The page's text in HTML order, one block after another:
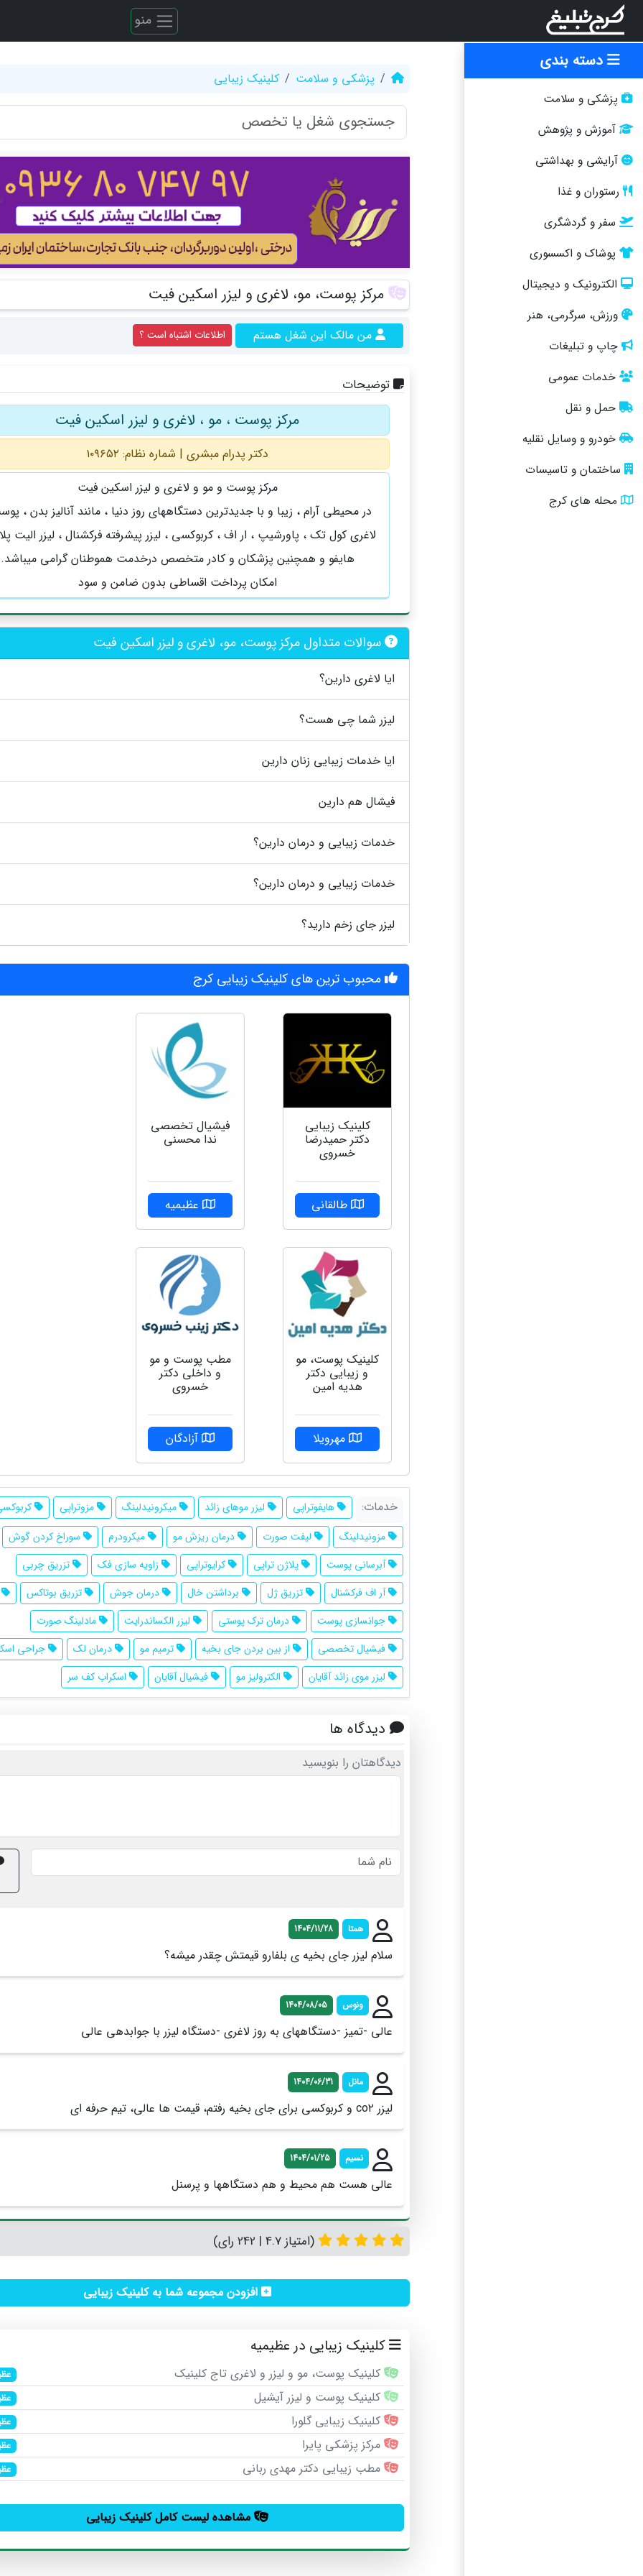
منو
دسته بندی
پزشکی و سلامت
آموزش و پژوهش
آرایشی و بهداشتی
رستوران و غذا
سفر و گردشگری
پوشاک و اکسسوری
الکترونیک و دیجیتال
ورزش، سرگرمی، هنر
چاپ و تبلیغات
خدمات عمومی
حمل و نقل
خودرو و وسایل نقلیه
ساختمان و تاسیسات
محله های کرج
پزشکی و سلامت کلینیک زیبایی
مرکز پوست، مو، لاغری و لیزر اسکین فیت
من مالک این شغل هستم اطلاعات اشتباه است ؟
توضیحات
مرکز پوست ، مو ، لاغری و لیزر اسکین فیت
دکتر پدرام مبشری | شماره نظام: ۱۰۹۶۵۲
مرکز پوست و مو و لاغری و لیزر اسکین فیت
در محیطی آرام ، زیبا و با جدیدترین دستگاههای روز دنیا ، مانند آنالیز بدن ،
لاغری کول تک ، پاورشیپ ، ار اف ، کربوکسی ، لیزر پیشرفته فرکشنال ، لیزر الیت
هایفو و همچنین پزشکان و کادر متخصص درخدمت هموطنان گرامی میباشد.
امکان پرداخت اقساطی بدون ضامن و سود
سوالات متداول مرکز پوست، مو، لاغری و لیزر اسکین فیت
ایا لاغری دارین؟
لیزر شما چی هست؟
ایا خدمات زیبایی زنان دارین
فیشال هم دارین
خدمات زیبایی و درمان دارین؟
خدمات زیبایی و درمان دارین؟
لیزر جای زخم دارید؟
محبوب ترین های کلینیک زیبایی کرج
کلینیک زیبایی
دکتر حمیدرضا
خسروی
طالقانی
فیشیال تخصصی
ندا محسنی
عظیمیه
کلینیک پوست، مو
و زیبایی دکتر
هدیه امین
مهرویلا
مطب پوست و مو
و داخلی دکتر
خسروی
آزادگان
خدمات: هایفوتراپی لیزر موهای زائد میکرونیدلینگ مزوتراپی
مزونیدلینگ
لیفت صورت درمان ریزش مو میکرودرم
سوراخ کردن گوش
آبرسانی پوست
پلاژن تراپی کرایوتراپی زاویه سازی فک
تزریق چربی
آر اف فرکشنال
تزریق ژل برداشتن خال درمان جوش تزریق بوتاکس
جوانسازی پوست
درمان ترک پوستی لیزر الکساندرایت
مادلینگ صورت
فیشیال تخصصی
از بین بردن جای بخیه ترمیم مو درمان لک
جراحی
لیزر موی زائد آقایان
الکترولیز مو فیشیال آقایان اسکراب کف سر
دیدگاه ها
دیدگاهتان را بنویسید
همتا 1404/11/28
سلام لیزر جای بخیه ی بلفارو قیمتش چقدر میشه؟
ونوس 1404/08/05
عالی -تمیز -دستگاههای به روز لاغری -دستگاه لیزر با جوابدهی عالی
مانل 1404/06/31
لیزر co۲ و کربوکسی برای جای بخیه رفتم، قیمت ها عالی، تیم حرفه ای
نسیم 1404/01/25
عالی هست هم محیط و هم دستگاهها و پرسنل
(امتیاز 4.7 | 242 رای)
افزودن مجموعه شما به کلینیک زیبایی
کلینیک زیبایی در عظیمیه
کلینیک پوست، مو و لیزر و لاغری تاج کلینیک
کلینیک پوست و لیزر آیشیل
کلینیک زیبایی گلورا
مرکز پزشکی پایرا
مطب زیبایی دکتر مهدی ربانی
مشاهده لیست کامل کلینیک زیبایی